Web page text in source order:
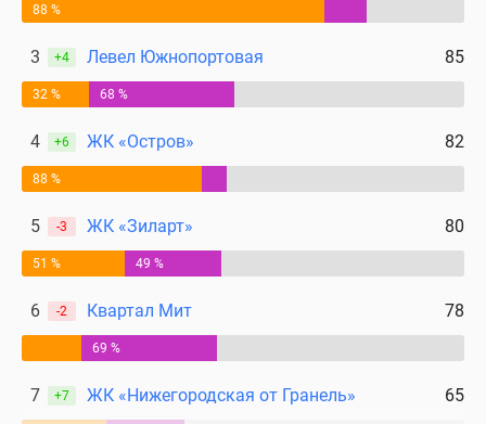
88 %
3 +4 Левел Южнопортовая 85
32 % 68 %
4 +6 ЖК «Остров» 82
88 %
5 -3 ЖК «Зиларт» 80
51 % 49 %
6 -2 Квартал Мит 78
69 %
7 +7 ЖК «Нижегородская от Гранель» 65